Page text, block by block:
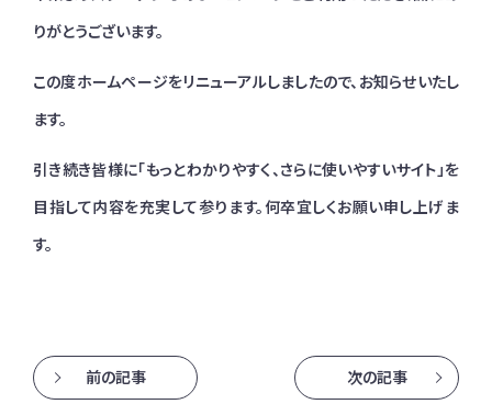
りがとうございます。
この度ホームページをリニューアルしましたので、お知らせいたし
ます。
引き続き皆様に「もっとわかりやすく、さらに使いやすいサイト」を
目指して内容を充実して参ります。何卒宜しくお願い申し上げま
す。
前の記事 次の記事